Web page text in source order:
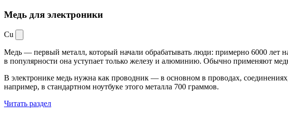
Медь для электроники
Cu
Медь — первый металл, который начали обрабатывать люди: примерно 6000 лет
в популярности она уступает только железу и алюминию. Обычно применяют
В электронике медь нужна как проводник — в основном в проводах,
например, в стандартном ноутбуке этого металла 700 граммов.
Читать раздел